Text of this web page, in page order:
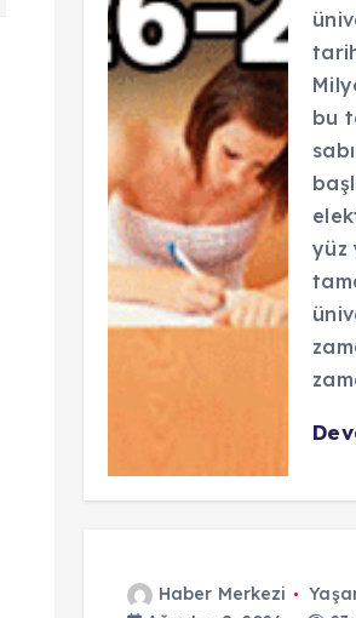
bu
yüz
Haber Merkezi